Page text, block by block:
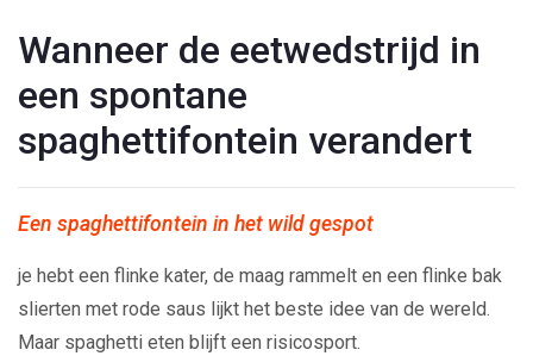
Wanneer de eetwedstrijd in
een spontane
spaghettifontein verandert
Een spaghettifontein in het wild gespot
je hebt een flinke kater, de maag rammelt en een flinke bak
slierten met rode saus lijkt het beste idee van de wereld.
Maar spaghetti eten blijft een risicosport.